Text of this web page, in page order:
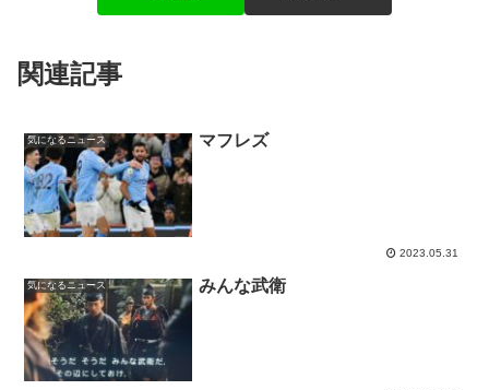
関連記事
気になるニュース マフレズ
2023.05.31
気になるニュース みんな武衛